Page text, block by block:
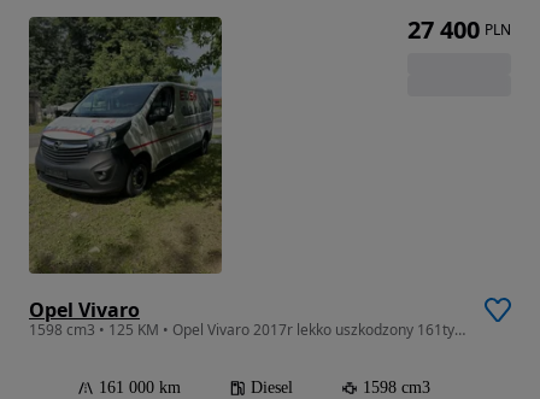
Opel Vivaro
1598 cm3 • 125 KM • Opel Vivaro 2017r lekko uszkodzony 161tys km
161 000 km Diesel
1598 cm3
27 400 PLN